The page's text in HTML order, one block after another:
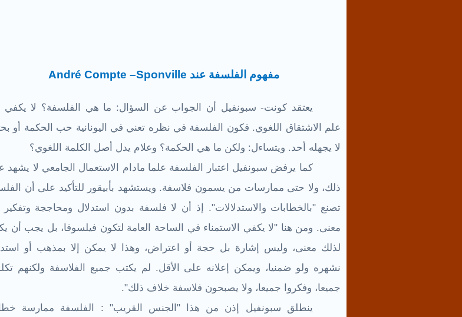
مفهوم الفلسفة عند André Compte –Sponville
يعتقد كونت- سبونفيل أن الجواب عن السؤال: ما هي الفلسفة؟ لا يكفي
علم الاشتقاق اللغوي. فكون الفلسفة في نظره تعني في اليونانية حب الحكمة أو
لا يجهله أحد. ويتساءل: ولكن ما هي الحكمة؟ وعلام يدل أصل الكلمة اللغوي؟
كما يرفض سبونفيل اعتبار الفلسفة علما مادام الاستعمال الجامعي لا يشهد
ذلك، ولا حتى ممارسات من يسمون فلاسفة. ويستشهد بأبيقور للتأكيد على أن
تصنع "بالخطابات والاستدلالات". إذ أن لا فلسفة بدون استدلال ومحاججة
معنى. ومن هنا "لا يكفي الاستمناء في الساحة العامة لتكون فيلسوفا، بل يجب أن
لذلك معنى، وليس إشارة بل حجة أو اعتراض، وهذا لا يمكن إلا بمذهب أو
نشهره ولو ضمنيا، ويمكن إعلانه على الأقل. لم يكتب جميع الفلاسفة ولكنهم
جميعا، وفكروا جميعا، ولا يصبحون فلاسفة خلاف ذلك".
ينطلق سبونفيل إذن من هذا "الجنس القريب" : الفلسفة ممارسة